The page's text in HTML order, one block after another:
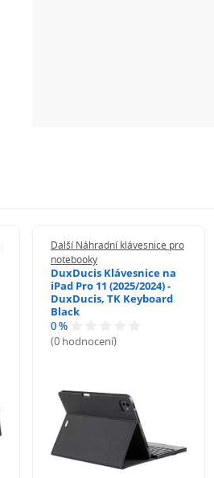
Další Náhradní klávesnice pro
notebooky
DuxDucis Klávesnice na
iPad Pro 11 (2025/2024) -
DuxDucis, TK Keyboard
Black
0 %
(0 hodnocení)